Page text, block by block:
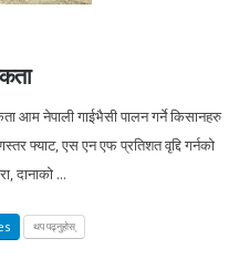
आम नेपाली गाईभैसी पालन गर्ने किसानहरु
फ्याट, एस एन एफ प्रतिशत वृद्दि गर्नको
दानाको ...
थप पढ्नुहोस्